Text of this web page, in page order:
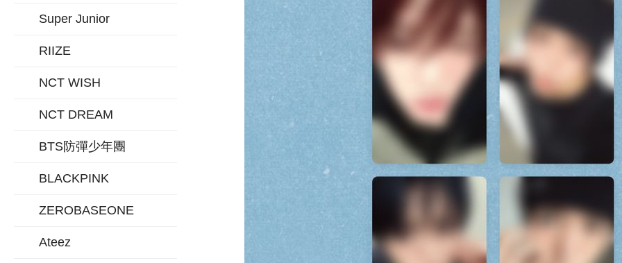
Super Junior
RIIZE
NCT WISH
NCT DREAM
BTS防彈少年團
BLACKPINK
ZEROBASEONE
Ateez